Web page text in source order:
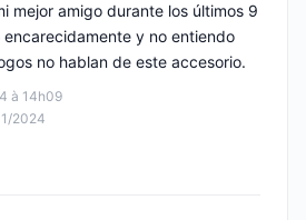
à 14h09
2024
mejor amigo durante los últimos 9
y no entiendo
no hablan de este accesorio.